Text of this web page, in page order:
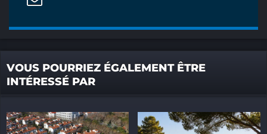
VOUS POURRIEZ ÉGALEMENT ÊTRE
INTÉRESSÉ PAR